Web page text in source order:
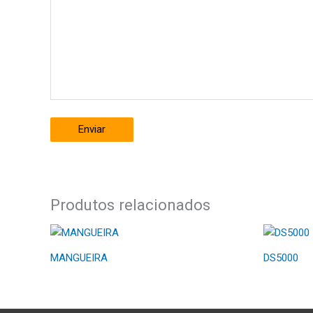
Enviar
Produtos relacionados
MANGUEIRA DS5000